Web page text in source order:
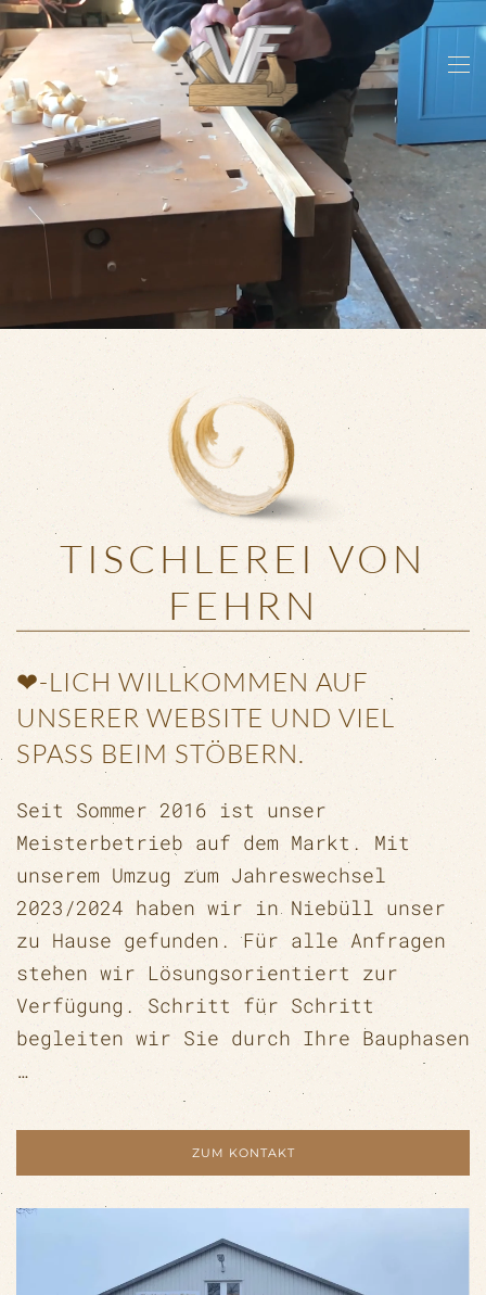
Skip to main content
TISCHLEREI VON
FEHRN
❤-LICH WILLKOMMEN AUF
UNSERER WEBSITE UND VIEL
SPASS BEIM STÖBERN.
Seit Sommer 2016 ist unser
Meisterbetrieb auf dem Markt. Mit
unserem Umzug zum Jahreswechsel
2023/2024 haben wir in Niebüll unser
zu Hause gefunden. Für alle Anfragen
stehen wir Lösungsorientiert zur
Verfügung. Schritt für Schritt
begleiten wir Sie durch Ihre Bauphasen
…
ZUM KONTAKT